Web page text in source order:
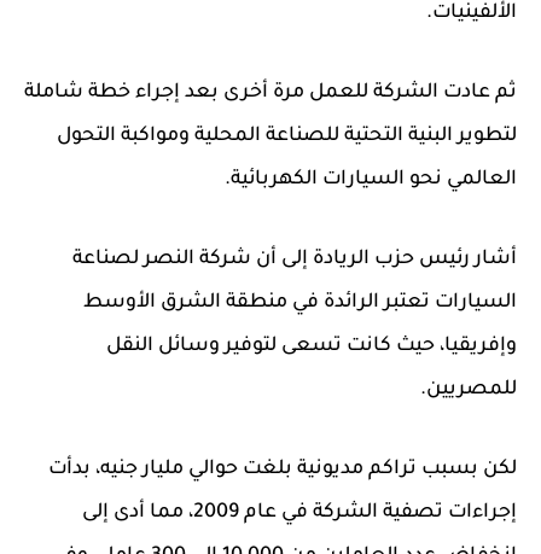
الألفينيات.
ثم عادت الشركة للعمل مرة أخرى بعد إجراء خطة شاملة
لتطوير البنية التحتية للصناعة المحلية ومواكبة التحول
العالمي نحو السيارات الكهربائية.
أشار رئيس حزب الريادة إلى أن شركة النصر لصناعة
السيارات تعتبر الرائدة في منطقة الشرق الأوسط
وإفريقيا، حيث كانت تسعى لتوفير وسائل النقل
للمصريين.
لكن بسبب تراكم مديونية بلغت حوالي مليار جنيه، بدأت
إجراءات تصفية الشركة في عام 2009، مما أدى إلى